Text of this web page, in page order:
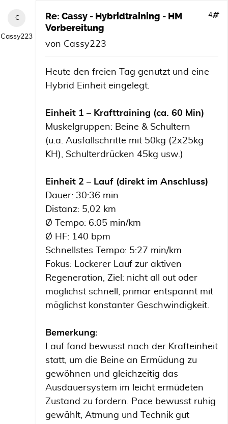
Cassy223
Re: Cassy - Hybridtraining - HM
Vorbereitung
4
von Cassy223
Heute den freien Tag genutzt und eine
Hybrid Einheit eingelegt.
Einheit 1 – Krafttraining (ca. 60 Min)
Muskelgruppen: Beine & Schultern
(u.a. Ausfallschritte mit 50kg (2x25kg
KH), Schulterdrücken 45kg usw.)
Einheit 2 – Lauf (direkt im Anschluss)
Dauer: 30:36 min
Distanz: 5,02 km
Ø Tempo: 6:05 min/km
Ø HF: 140 bpm
Schnellstes Tempo: 5:27 min/km
Fokus: Lockerer Lauf zur aktiven
Regeneration, Ziel: nicht all out oder
möglichst schnell, primär entspannt mit
möglichst konstanter Geschwindigkeit.
Bemerkung:
Lauf fand bewusst nach der Krafteinheit
statt, um die Beine an Ermüdung zu
gewöhnen und gleichzeitig das
Ausdauersystem im leicht ermüdeten
Zustand zu fordern. Pace bewusst ruhig
gewählt, Atmung und Technik gut